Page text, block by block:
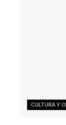
CULTURA Y